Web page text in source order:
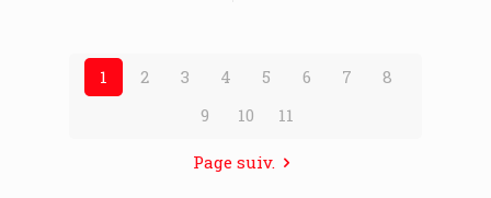
1 2 3 4 5 6 7
8
9
10 11
Page suiv.